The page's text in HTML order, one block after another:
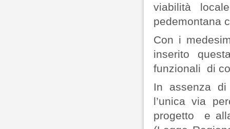
viabilità
pedemontana
Con i
inserito
funzionali di
In assenza di
l’unica via
progetto e